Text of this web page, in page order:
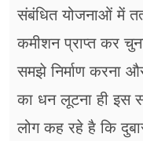
संबंधित योजनाओं में
कमीशन प्राप्त कर
समझे निर्माण करना
का धन लूटना ही इस
लोग कह रहे है कि